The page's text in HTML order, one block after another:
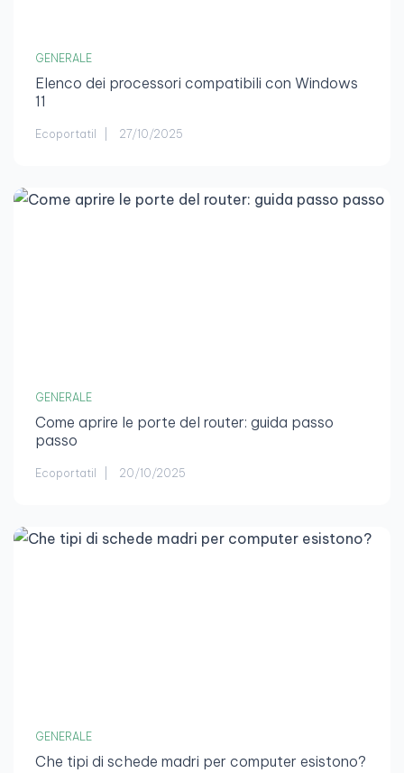
GENERALE
Elenco dei processori compatibili con Windows
11
Ecoportatil 27/10/2025
GENERALE
Come aprire le porte del router: guida passo
passo
Ecoportatil 20/10/2025
GENERALE
Che tipi di schede madri per computer esistono?